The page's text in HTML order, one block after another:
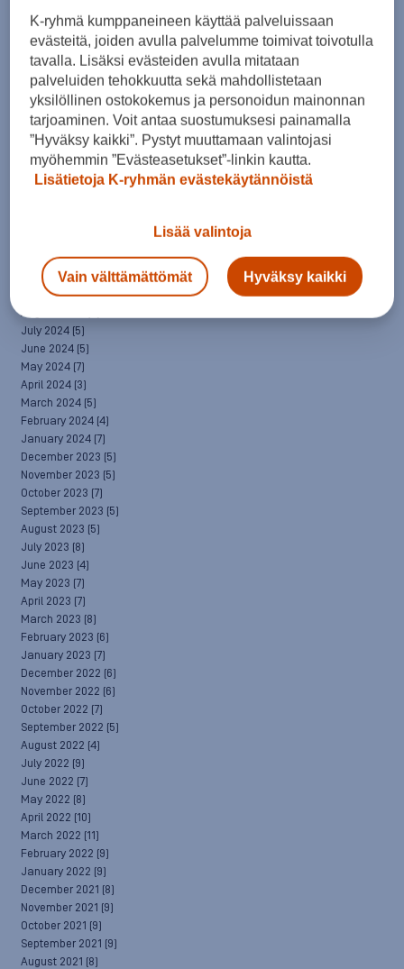
December 2025(8)
November 2025(7)
October 2025 (8)
September 2025 (5)
August 2025(6)
July 2025(7)
June 2025
May 2025
(6)
April 2025(7)
March 2025(7)
November 2024(10)
October 2024 (8)
September 2024(4)
August 2024
July 2024 (5)
June 2024 (5)
May 2024 (7)
April 2024 (3)
March 2024 (5)
February 2024 (4)
January 2024 (7)
December 2023 (5)
November 2023 (5)
October 2023 (7)
September 2023 (5)
August 2023 (5)
July 2023 (8)
June 2023 (4)
May 2023 (7)
April 2023 (7)
March 2023 (8)
February 2023 (6)
January 2023 (7)
December 2022 (6)
November 2022 (6)
October 2022 (7)
September 2022 (5)
August 2022 (4)
July 2022 (9)
June 2022 (7)
May 2022 (8)
April 2022 (10)
March 2022 (11)
February 2022 (9)
January 2022 (9)
December 2021 (8)
November 2021 (9)
October 2021 (9)
September 2021 (9)
August 2021 (8)
K-ryhmä kumppaneineen käyttää palveluissaan
evästeitä, joiden avulla palvelumme toimivat toivotulla
tavalla. Lisäksi evästeiden avulla mitataan
palveluiden tehokkuutta sekä mahdollistetaan
yksilöllinen ostokokemus ja personoidun mainonnan
tarjoaminen. Voit antaa suostumuksesi painamalla
”Hyväksy kaikki”. Pystyt muuttamaan valintojasi
myöhemmin ”Evästeasetukset”-linkin kautta.
Lisätietoja K-ryhmän evästekäytännöistä
Lisää valintoja
Vain välttämättömät Hyväksy kaikki